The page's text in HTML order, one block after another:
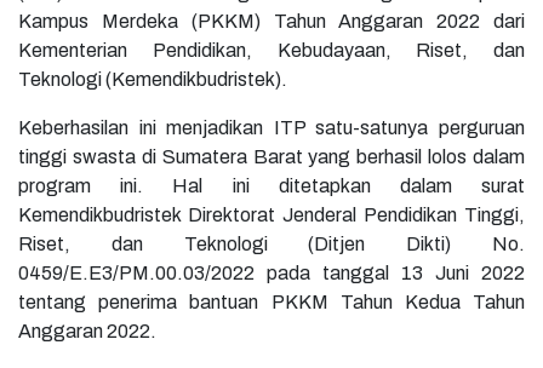
Kampus Merdeka (PKKM) Tahun Anggaran 2022 dari
Kementerian Pendidikan, Kebudayaan, Riset, dan
Teknologi (Kemendikbudristek).
Keberhasilan ini menjadikan ITP satu-satunya perguruan
tinggi swasta di Sumatera Barat yang berhasil lolos dalam
program ini. Hal ini ditetapkan dalam surat
Kemendikbudristek Direktorat Jenderal Pendidikan Tinggi,
Riset, dan Teknologi (Ditjen Dikti) No.
0459/E.E3/PM.00.03/2022 pada tanggal 13 Juni 2022
tentang penerima bantuan PKKM Tahun Kedua Tahun
Anggaran 2022.